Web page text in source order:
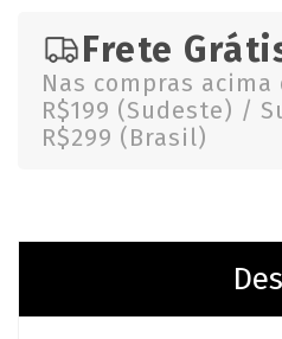
Frete
Nas compras acima
R$199 (Sudeste) /
R$299 (Brasil)